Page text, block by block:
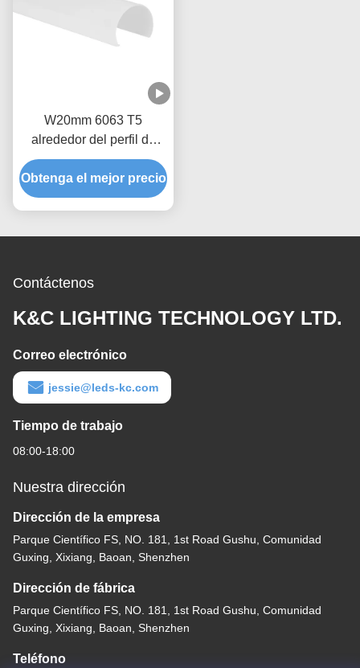
W20mm 6063 T5
alrededor del perfil de
aluminio del LED para la
cabina de la exposición
Obtenga el mejor precio
Contáctenos
K&C LIGHTING TECHNOLOGY LTD.
Correo electrónico
jessie@leds-kc.com
Tiempo de trabajo
08:00-18:00
Nuestra dirección
Dirección de la empresa
Parque Científico FS, NO. 181, 1st Road Gushu, Comunidad
Guxing, Xixiang, Baoan, Shenzhen
Dirección de fábrica
Parque Científico FS, NO. 181, 1st Road Gushu, Comunidad
Guxing, Xixiang, Baoan, Shenzhen
Teléfono